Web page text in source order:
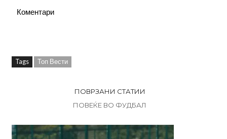
Коментари
Tags Топ Вести
ПОВРЗАНИ СТАТИИ
ПОВЕЌЕ ВО ФУДБАЛ